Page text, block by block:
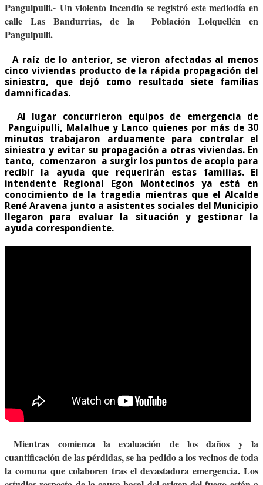
Panguipulli.- Un violento incendio se registró este mediodía en
calle Las Bandurrias, de la Población Lolquellén en
Panguipulli.
A raíz de lo anterior, se vieron afectadas al menos
cinco viviendas producto de la rápida propagación del
siniestro, que dejó como resultado siete familias
damnificadas.
Al lugar concurrieron equipos de emergencia de
Panguipulli, Malalhue y Lanco quienes por más de 30
minutos trabajaron arduamente para controlar el
siniestro y evitar su propagación a otras viviendas. En
tanto, comenzaron a surgir los puntos de acopio para
recibir la ayuda que requerirán estas familias. El
intendente Regional Egon Montecinos ya está en
conocimiento de la tragedia mientras que el Alcalde
René Aravena junto a asistentes sociales del Municipio
llegaron para evaluar la situación y gestionar la
ayuda correspondiente.
Mientras comienza la evaluación de los daños y la
cuantificación de las pérdidas, se ha pedido a los vecinos de toda
la comuna que colaboren tras el devastadora emergencia. Los